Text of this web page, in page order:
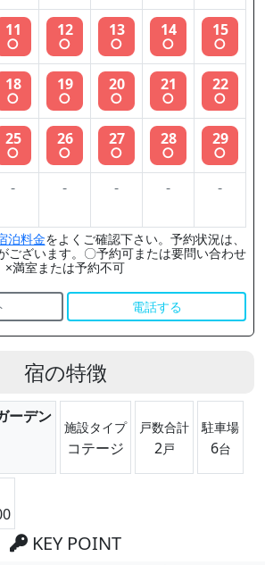
11
○
12
○
13
○
14
○
15
○
18
○
19
○
20
○
21
○
22
○
25
○
26
○
27
○
28
○
29
○
- - - - -
泊料金をよくご確認下さい。予約状況は、
ございます。〇予約可または要問い合わせ
×満室または予約不可
電話する
宿の特徴
ーデン
施設タイプ
コテージ
戸数合計
2戸
駐車場
6台
KEY POINT